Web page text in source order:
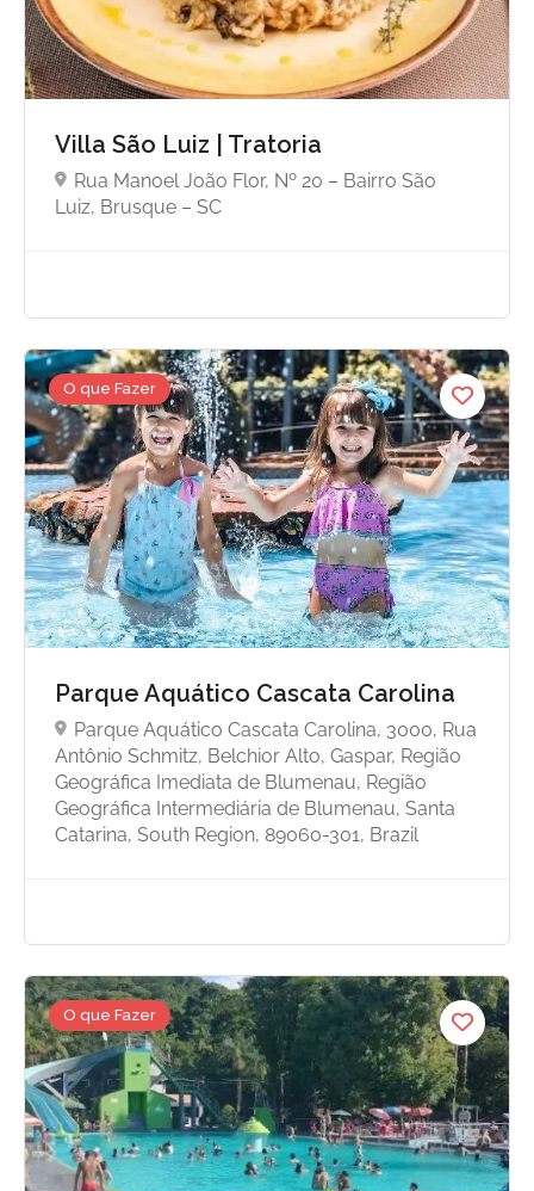
Villa São Luiz | Tratoria
Rua Manoel João Flor, Nº 20 – Bairro São
Luiz, Brusque – SC
O que Fazer
Parque Aquático Cascata Carolina
Parque Aquático Cascata Carolina, 3000, Rua
Antônio Schmitz, Belchior Alto, Gaspar, Região
Geográfica Imediata de Blumenau, Região
Geográfica Intermediária de Blumenau, Santa
Catarina, South Region, 89060-301, Brazil
O que Fazer